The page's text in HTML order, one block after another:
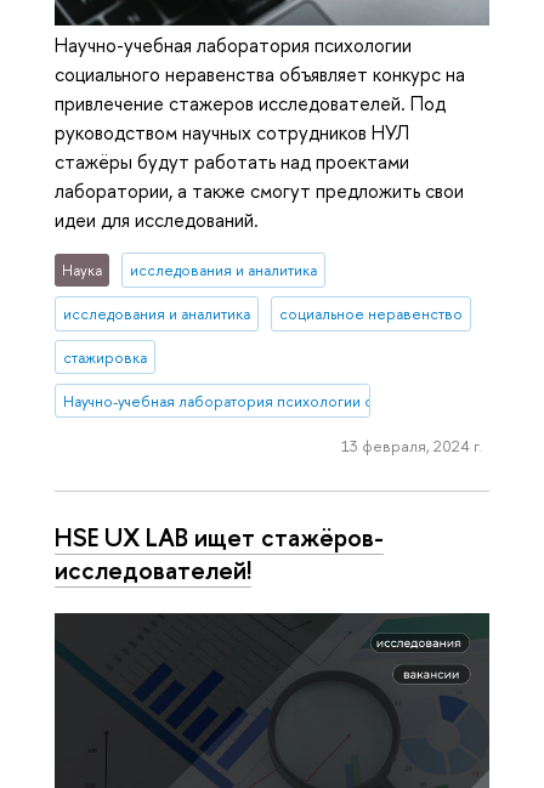
Научно-учебная лаборатория психологии
социального неравенства объявляет конкурс на
привлечение стажеров исследователей. Под
руководством научных сотрудников НУЛ
стажёры будут работать над проектами
лаборатории, а также смогут предложить свои
идеи для исследований.
Наука исследования и аналитика
исследования и аналитика социальное неравенство
стажировка
Научно-учебная лаборатория психологии социального
13 февраля, 2024 г.
HSE UX LAB ищет стажёров-
исследователей!